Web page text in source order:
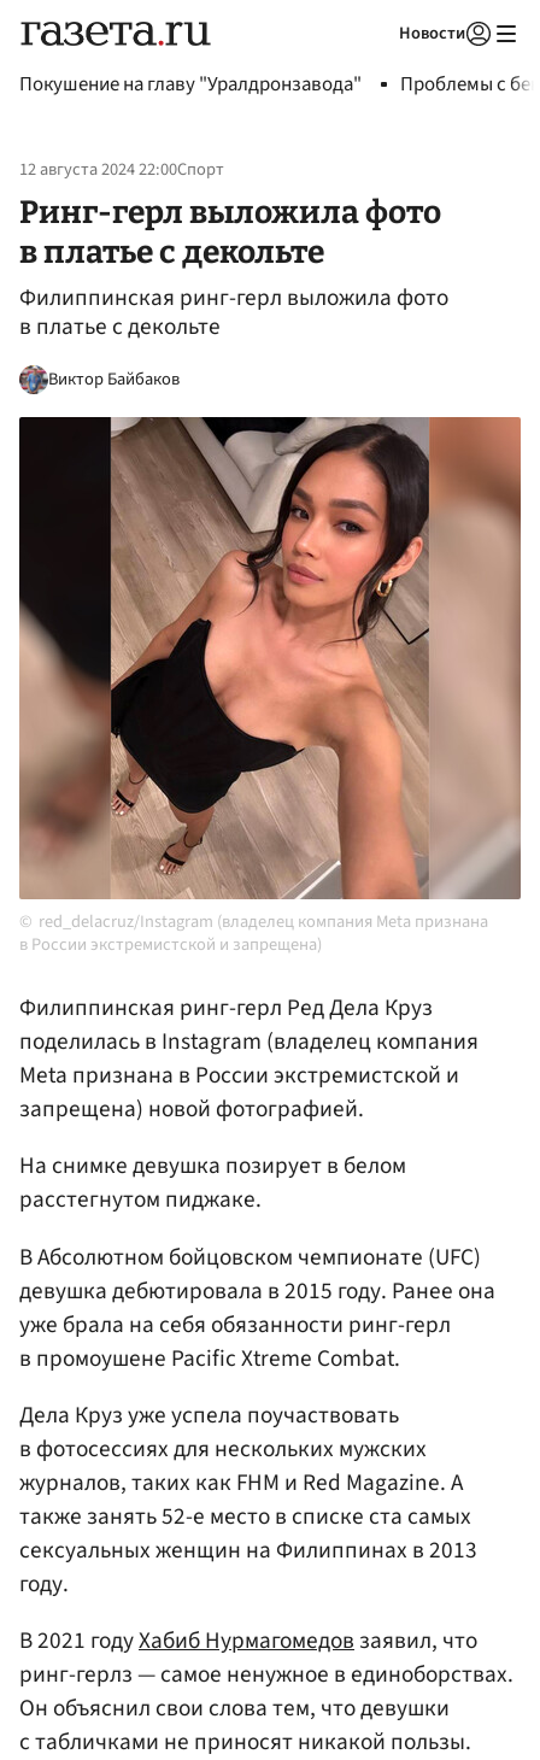
Новости
Покушение на главу "Уралдронзавода" Проблемы с
12 августа 2024 22:00Спорт
Ринг-герл выложила фото
в платье с декольте
Филиппинская ринг-герл выложила фото
в платье с декольте
Виктор Байбаков
red_delacruz/Instagram (владелец компания Meta признана
в России экстремистской и запрещена)
Филиппинская ринг-герл Ред Дела Круз
поделилась в Instagram (владелец компания
Meta признана в России экстремистской и
запрещена) новой фотографией.
На снимке девушка позирует в белом
расстегнутом пиджаке.
В Абсолютном бойцовском чемпионате (UFC)
девушка дебютировала в 2015 году. Ранее она
уже брала на себя обязанности ринг-герл
в промоушене Pacific Xtreme Combat.
Дела Круз уже успела поучаствовать
в фотосессиях для нескольких мужских
журналов, таких как FHM и Red Magazine. А
также занять 52-е место в списке ста самых
сексуальных женщин на Филиппинах в 2013
году.
В 2021 годуХабиб Нурмагомедовзаявил, что
ринг-герлз — самое ненужное в единоборствах.
Он объяснил свои слова тем, что девушки
с табличками не приносят никакой пользы.